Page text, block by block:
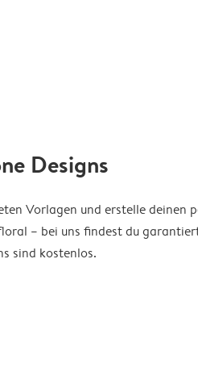
Designs
Vorlagen und erstelle deinen
– bei uns findest du
sind kostenlos.